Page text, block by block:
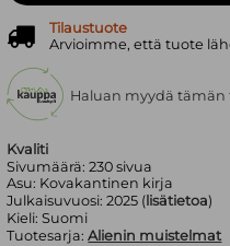
Kvaliti
Sivumäärä:230 sivua
Asu: Kovakantinen kirja
Julkaisuvuosi:2025 ( lisätietoa)
Kieli:Suomi
Tuotesarja: Alienin muistelmat
Tilaustuote
Arvioimme, että tuote
Haluan myydä